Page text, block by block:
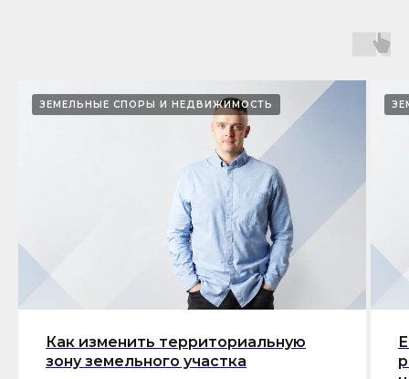
ЗЕМЕЛЬНЫЕ СПОРЫ И НЕДВИЖИМОСТЬ
Как изменить территориальную
зону земельного участка